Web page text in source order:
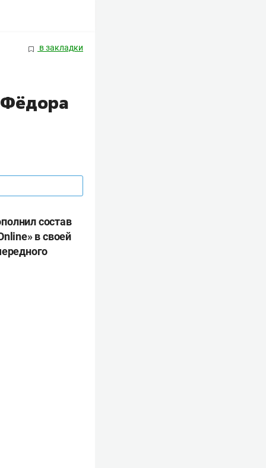
в закладки
Фёдора
состав
в своей